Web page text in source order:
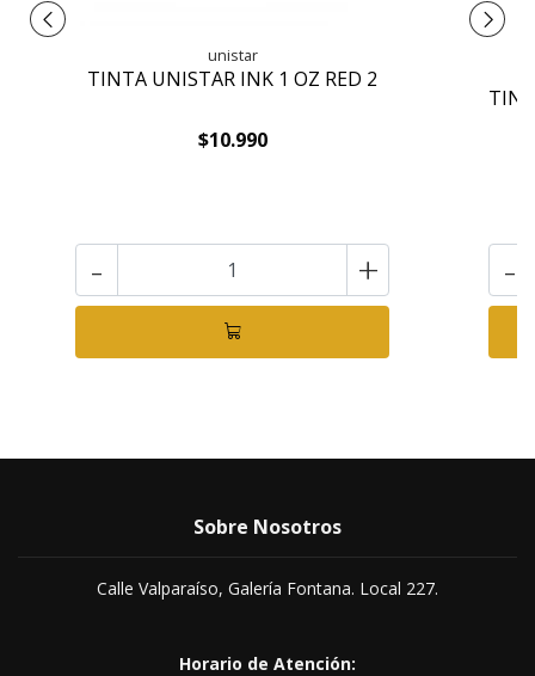
unistar
TINTA UNISTAR INK 1 OZ RED 2
$10.990
- + -
Sobre Nosotros
Calle Valparaíso, Galería Fontana. Local 227.
Horario de Atención: